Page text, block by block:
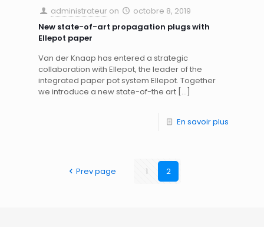
administrateur on
octobre 8, 2019
New state-of-art propagation plugs with
Ellepot paper
Van der Knaap has entered a strategic
collaboration with Ellepot, the leader of the
integrated paper pot system Ellepot. Together
we introduce a new state-of-the art […]
En savoir plus
Prev page 1 2